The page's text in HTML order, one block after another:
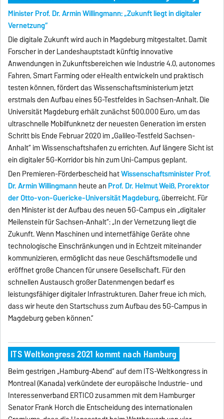
Minister Prof. Dr. Armin Willingmann: „Zukunft liegt in digitaler
Vernetzung“
Die digitale Zukunft wird auch in Magdeburg mitgestaltet. Damit
Forscher in der Landeshauptstadt künftig innovative
Anwendungen in Zukunftsbereichen wie Industrie 4.0, autonomes
Fahren, Smart Farming oder eHealth entwickeln und praktisch
testen können, fördert das Wissenschaftsministerium jetzt
erstmals den Aufbau eines 5G-Testfeldes in Sachsen-Anhalt. Die
Universität Magdeburg erhält zunächst 500.000 Euro, um das
ultraschnelle Mobilfunknetz der neuesten Generation im ersten
Schritt bis Ende Februar 2020 im „Galileo-Testfeld Sachsen-
Anhalt“ im Wissenschaftshafen zu errichten. Auf längere Sicht ist
ein digitaler 5G-Korridor bis hin zum Uni-Campus geplant.
Den Premieren-Förderbescheid hatWissenschaftsminister Prof.
Dr. Armin Willingmannheute an Prof. Dr. Helmut Weiß, Prorektor
der Otto-von-Guericke-Universität Magdeburg, überreicht. Für
den Minister ist der Aufbau des neuen 5G-Campus ein „digitaler
Meilenstein für Sachsen-Anhalt“: „In der Vernetzung liegt die
Zukunft. Wenn Maschinen und internetfähige Geräte ohne
technologische Einschränkungen und in Echtzeit miteinander
kommunizieren, ermöglicht das neue Geschäftsmodelle und
eröffnet große Chancen für unsere Gesellschaft. Für den
schnellen Austausch großer Datenmengen bedarf es
leistungsfähiger digitaler Infrastrukturen. Daher freue ich mich,
dass wir heute den Startschuss zum Aufbau des 5G-Campus in
Magdeburg geben können.“
ITS Weltkongress 2021 kommt nach Hamburg
Beim gestrigen „Hamburg-Abend“ auf dem ITS-Weltkongress in
Montreal (Kanada) verkündete der europäische Industrie- und
Interessenverband ERTICO zusammen mit dem Hamburger
Senator Frank Horch die Entscheidung des internationalen